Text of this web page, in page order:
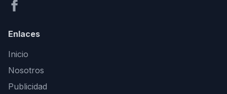
Enlaces
Inicio
Nosotros
Publicidad